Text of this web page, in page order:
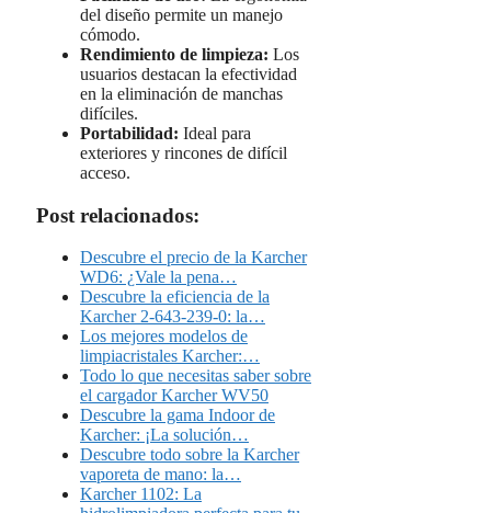
del diseño permite un manejo
cómodo.
Rendimiento de limpieza: Los
usuarios destacan la efectividad
en la eliminación de manchas
difíciles.
Portabilidad: Ideal para
exteriores y rincones de difícil
acceso.
Post relacionados:
Descubre el precio de la Karcher
WD6: ¿Vale la pena…
Descubre la eficiencia de la
Karcher 2-643-239-0: la…
Los mejores modelos de
limpiacristales Karcher:…
Todo lo que necesitas saber sobre
el cargador Karcher WV50
Descubre la gama Indoor de
Karcher: ¡La solución…
Descubre todo sobre la Karcher
vaporeta de mano: la…
Karcher 1102: La